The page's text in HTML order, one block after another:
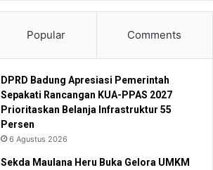
Popular Comments
DPRD Badung Apresiasi Pemerintah
Sepakati Rancangan KUA-PPAS 2027
Prioritaskan Belanja Infrastruktur 55
Persen
6 Agustus 2026
Sekda Maulana Heru Buka Gelora UMKM